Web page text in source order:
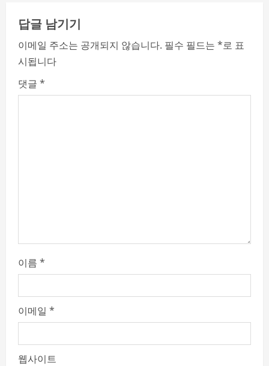
u
e
R
g
답글 남기기
이메일 주소는 공개되지 않습니다. 필수 필드는 *로 표
시됩니다
댓글 *
이름 *
이메일 *
웹사이트